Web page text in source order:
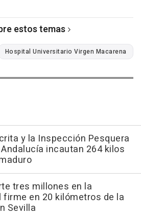
estos temas
Hospital Universitario Virgen Macarena
y la Inspección Pesquera
incautan 264 kilos
tres millones en la
firme en 20 kilómetros de la
Sevilla